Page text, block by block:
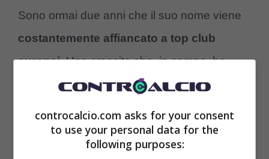
Sono ormai due anni che il suo nome viene
costantemente affiancato a top club
europei. Una crescita che, in campo, ha
fruttato al Milan il suo 19esimo Scudetto e a
lombardo. Secondo quanto riferito dal portale
spagnolo ‘Todofichajes.com’, una società su
controcalcio.com asks for your consent
to use your personal data for the
following purposes: